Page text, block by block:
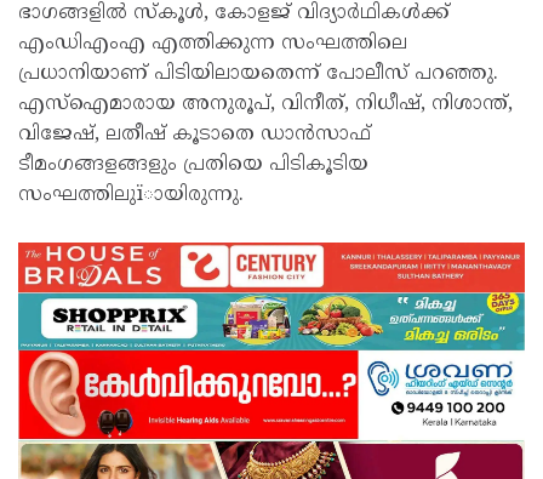
ഭാഗങ്ങളില്‍ സ്‌കൂള്‍, കോളജ് വിദ്യാര്‍ഥികള്‍ക്ക്
എംഡിഎംഎ എത്തിക്കുന്ന സംഘത്തിലെ
പ്രധാനിയാണ് പിടിയിലായതെന്ന് പോലീസ് പറഞ്ഞു.
എസ്‌ഐമാരായ അനുരൂപ്, വിനീത്, നിധീഷ്, നിശാന്ത്,
വിജേഷ്, ലതീഷ് കൂടാതെ ഡാന്‍സാഫ്
ടീമംഗങ്ങളങ്ങളും പ്രതിയെ പിടികൂടിയ
സംഘത്തിലുïായിരുന്നു.